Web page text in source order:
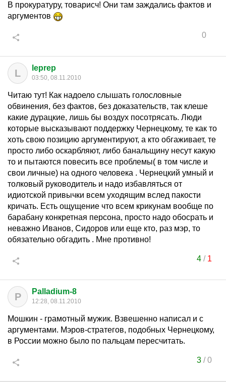
В прокуратуру, товарисч! Они там заждались фактов и
аргументов
0
L leprep
03:50, 08.11.2010
Читаю тут! Как надоело слышать голословные
обвинения, без фактов, без доказательств, так клеше
какие дурацкие, лишь бы воздух посотрясать. Люди
которые высказывают поддержку Чернецкому, те как то
хоть свою позицию аргументируют, а кто обгаживает, те
просто либо оскарбляют, либо банальщину несут какую
то и пытаются повесить все проблемы( в том числе и
свои личные) на одного человека . Чернецкий умный и
толковый руководитель и надо избавляться от
идиотской привычки всем уходящим вслед пакости
кричать. Есть ощущение что всем крикунам вообще по
барабану конкретная персона, просто надо обосрать и
неважно Иванов, Сидоров или еще кто, раз мэр, то
обязательно обгадить . Мне противно!
4/ 1
P Palladium-8
12:28, 08.11.2010
Мошкин - грамотный мужик. Взвешенно написал и с
аргументами. Мэров-стратегов, подобных Чернецкому,
в России можно было по пальцам пересчитать.
3/0